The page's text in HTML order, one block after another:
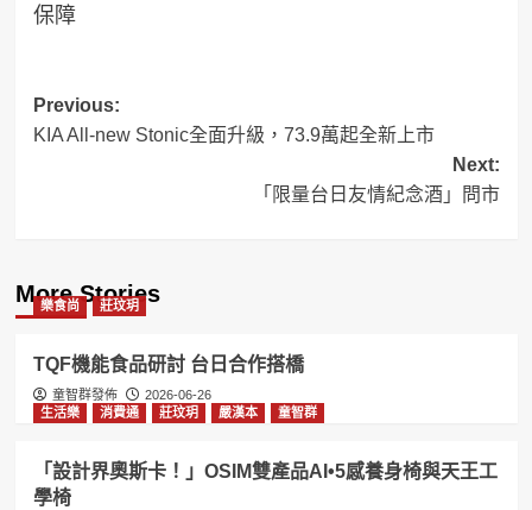
保障
Post
navigation
Previous:
KIA All-new Stonic全面升級，73.9萬起全新上市
Next:
「限量台日友情紀念酒」問市
More Stories
樂食尚 莊玟玥
TQF機能食品研討 台日合作搭橋
童智群發佈
2026-06-26
生活樂
消費通 莊玟玥 嚴漢本 童智群
「設計界奧斯卡！」OSIM雙產品AI•5感養身椅與天王工
學椅